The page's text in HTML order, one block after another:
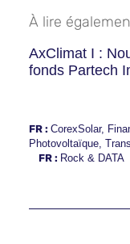
À lire
AxClimat I :
fonds Partech
FR : CorexSolar,
Photovoltaïque,
FR : Rock & DATA